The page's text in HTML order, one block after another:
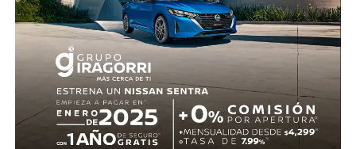
0.
Antes del descanso, el arquero Luis Ángel “Tala” Rangel
evitó el descuento con una gran atajada, manteniendo la
ventaja para el conjunto tricolor.
En la segunda mitad, Ecuador adelantó líneas y buscó
reaccionar con cambios ofensivos, pero careció de